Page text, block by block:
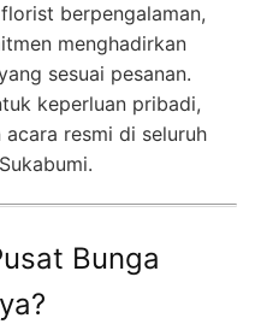
berpengalaman,
menghadirkan
sesuai pesanan.
keperluan pribadi,
acara resmi di seluruh
Bunga